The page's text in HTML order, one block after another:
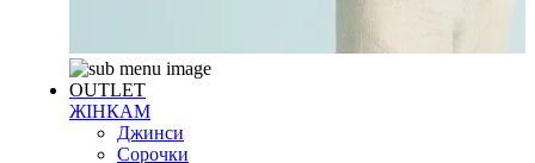
OUTLET
ЖІНКАМ
Джинси
Сорочки